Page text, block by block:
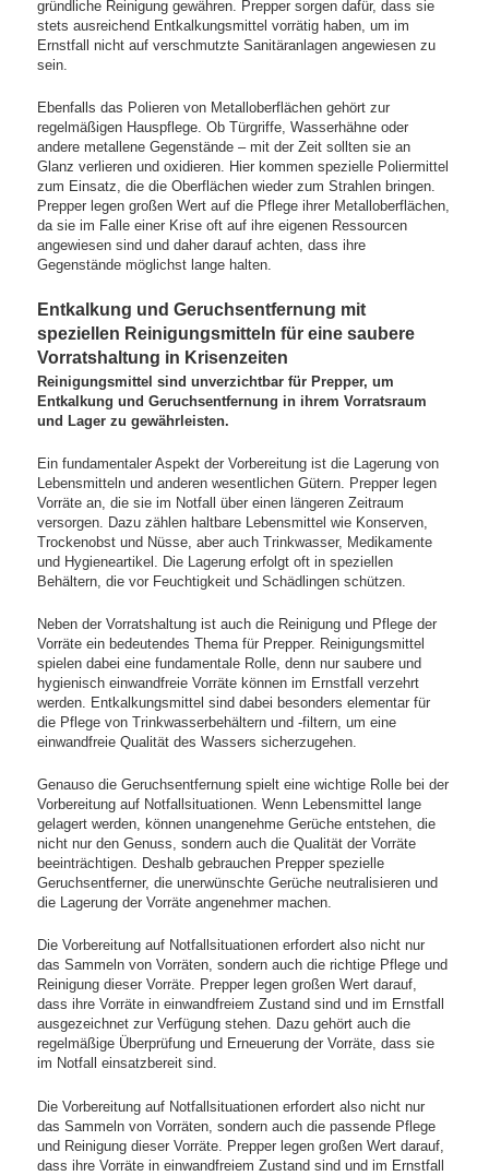
gründliche Reinigung gewähren. Prepper sorgen dafür, dass sie
stets ausreichend Entkalkungsmittel vorrätig haben, um im
Ernstfall nicht auf verschmutzte Sanitäranlagen angewiesen zu
sein.
Ebenfalls das Polieren von Metalloberflächen gehört zur
regelmäßigen Hauspflege. Ob Türgriffe, Wasserhähne oder
andere metallene Gegenstände – mit der Zeit sollten sie an
Glanz verlieren und oxidieren. Hier kommen spezielle Poliermittel
zum Einsatz, die die Oberflächen wieder zum Strahlen bringen.
Prepper legen großen Wert auf die Pflege ihrer Metalloberflächen,
da sie im Falle einer Krise oft auf ihre eigenen Ressourcen
angewiesen sind und daher darauf achten, dass ihre
Gegenstände möglichst lange halten.
Entkalkung und Geruchsentfernung mit
speziellen Reinigungsmitteln für eine saubere
Vorratshaltung in Krisenzeiten
Reinigungsmittel sind unverzichtbar für Prepper, um
Entkalkung und Geruchsentfernung in ihrem Vorratsraum
und Lager zu gewährleisten.
Ein fundamentaler Aspekt der Vorbereitung ist die Lagerung von
Lebensmitteln und anderen wesentlichen Gütern. Prepper legen
Vorräte an, die sie im Notfall über einen längeren Zeitraum
versorgen. Dazu zählen haltbare Lebensmittel wie Konserven,
Trockenobst und Nüsse, aber auch Trinkwasser, Medikamente
und Hygieneartikel. Die Lagerung erfolgt oft in speziellen
Behältern, die vor Feuchtigkeit und Schädlingen schützen.
Neben der Vorratshaltung ist auch die Reinigung und Pflege der
Vorräte ein bedeutendes Thema für Prepper. Reinigungsmittel
spielen dabei eine fundamentale Rolle, denn nur saubere und
hygienisch einwandfreie Vorräte können im Ernstfall verzehrt
werden. Entkalkungsmittel sind dabei besonders elementar für
die Pflege von Trinkwasserbehältern und -filtern, um eine
einwandfreie Qualität des Wassers sicherzugehen.
Genauso die Geruchsentfernung spielt eine wichtige Rolle bei der
Vorbereitung auf Notfallsituationen. Wenn Lebensmittel lange
gelagert werden, können unangenehme Gerüche entstehen, die
nicht nur den Genuss, sondern auch die Qualität der Vorräte
beeinträchtigen. Deshalb gebrauchen Prepper spezielle
Geruchsentferner, die unerwünschte Gerüche neutralisieren und
die Lagerung der Vorräte angenehmer machen.
Die Vorbereitung auf Notfallsituationen erfordert also nicht nur
das Sammeln von Vorräten, sondern auch die richtige Pflege und
Reinigung dieser Vorräte. Prepper legen großen Wert darauf,
dass ihre Vorräte in einwandfreiem Zustand sind und im Ernstfall
ausgezeichnet zur Verfügung stehen. Dazu gehört auch die
regelmäßige Überprüfung und Erneuerung der Vorräte, dass sie
im Notfall einsatzbereit sind.
Die Vorbereitung auf Notfallsituationen erfordert also nicht nur
das Sammeln von Vorräten, sondern auch die passende Pflege
und Reinigung dieser Vorräte. Prepper legen großen Wert darauf,
dass ihre Vorräte in einwandfreiem Zustand sind und im Ernstfall